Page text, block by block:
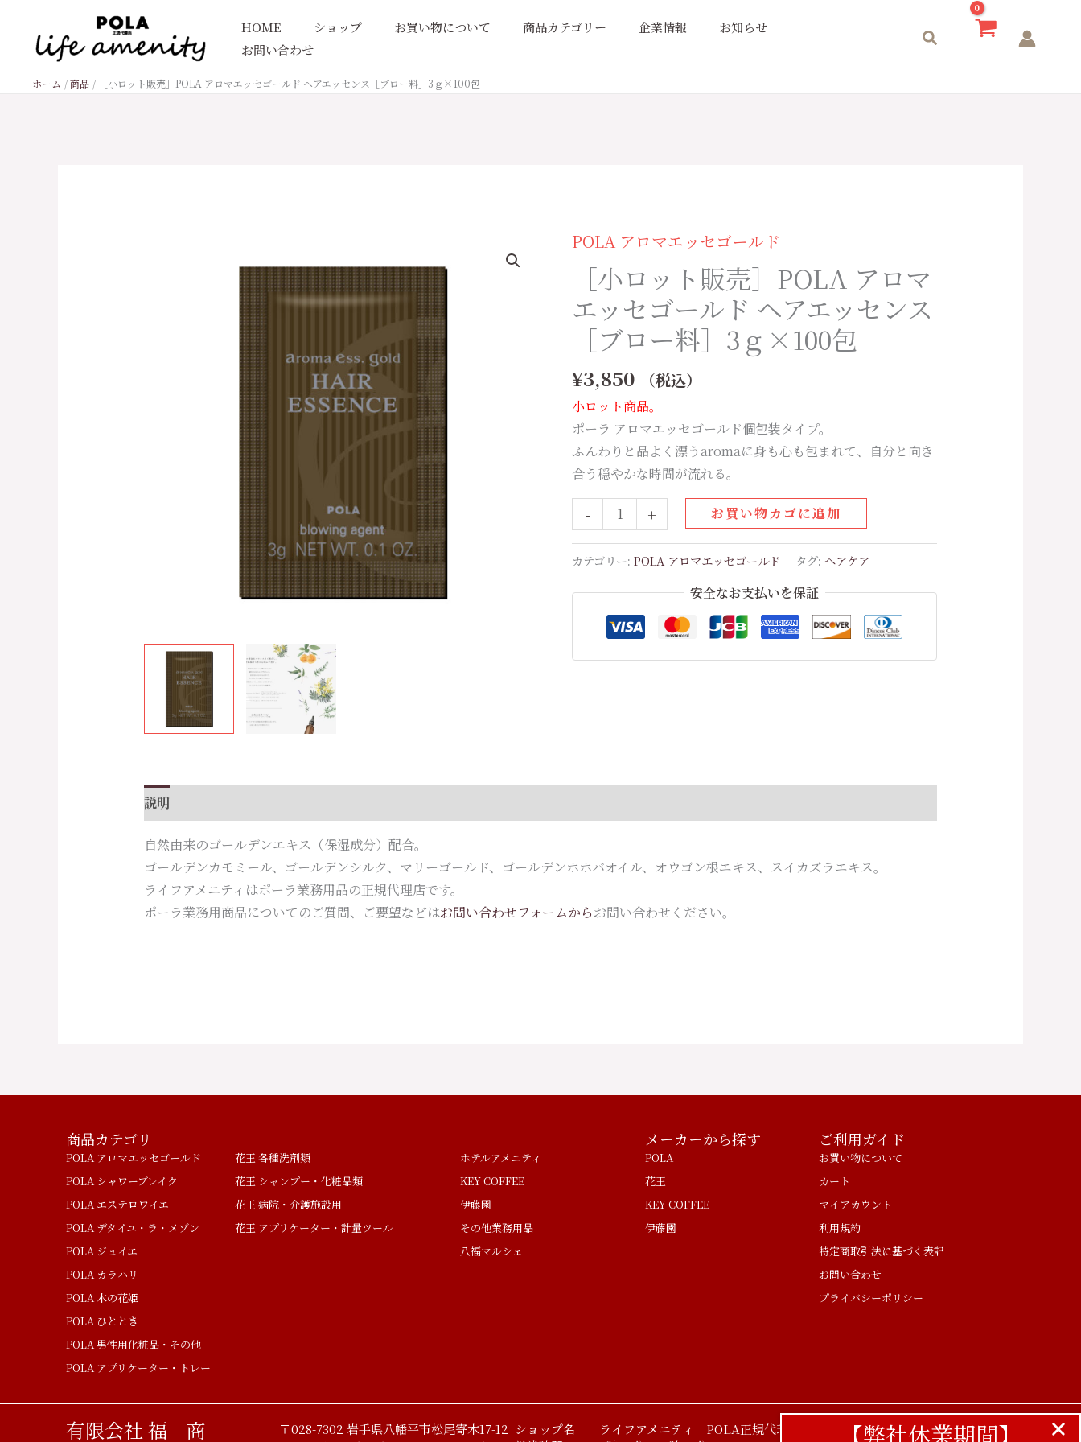
HOME ショップ お買い物について 商品カテゴリー 企業情報
お知らせ
お問い合わせ
検
ホーム 商品 ［小ロット販売］POLA アロマエッセゴールド ヘアエッセンス［ブロー料］3ｇ×100包
POLA アロマエッセゴールド
［小ロット販売］POLA アロマ
エッセゴールド ヘアエッセンス
［ブロー料］3ｇ×100包
¥3,850 （税込）
小ロット商品。
ポーラ アロマエッセゴールド個包装タイプ。
ふんわりと品よく漂うaromaに身も心も包まれて、自分と向き
合う穏やかな時間が流れる。
-
［小
ト
売］
POLA
ア
ロ
マ
エ
ゴ
ー
［ブ
3
×100
+ お買い物カゴに追加
カテゴリー:POLA アロマエッセゴールド タグ: ヘアケア
安全なお支払いを保証
説明
自然由来のゴールデンエキス（保湿成分）配合。
ゴールデンカモミール、ゴールデンシルク、マリーゴールド、ゴールデンホホバオイル、オウゴン根エキス、スイカズラエキス。
ライフアメニティはポーラ業務用品の正規代理店です。
ポーラ業務用商品についてのご質問、ご要望などはお問い合わせフォームからお問い合わせください。
商品カテゴリ
POLA アロマエッセゴールド
POLA シャワーブレイク
POLA エステロワイエ
POLA デタイユ・ラ・メゾン
POLA ジュイエ
POLA カラハリ
POLA 木の花姫
POLA ひととき
POLA 男性用化粧品・その他
POLA アプリケーター・トレー
花王 各種洗剤類
花王 シャンプー・化粧品類
花王 病院・介護施設用
花王 アプリケーター・計量ツール
ホテルアメニティ
KEY COFFEE
伊藤園
その他業務用品
八福マルシェ
メーカーから探す
POLA
花王
KEY COFFEE
伊藤園
ご利用ガイド
お買い物について
カート
マイアカウント
利用規約
特定商取引法に基づく表記
お問い合わせ
プライバシーポリシー
有限会社 福 商
〒028-7302 岩手県八幡平市松尾寄木17-12 ショップ名 ライフアメニティ POLA正規代理店
【弊社休業期間】